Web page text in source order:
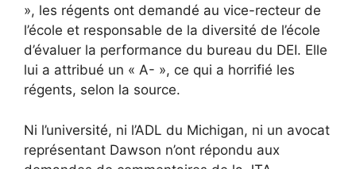
», les régents ont demandé au vice-recteur de
l’école et responsable de la diversité de l’école
d’évaluer la performance du bureau du DEI. Elle
lui a attribué un « A- », ce qui a horrifié les
régents, selon la source.
Ni l’université, ni l’ADL du Michigan, ni un avocat
représentant Dawson n’ont répondu aux